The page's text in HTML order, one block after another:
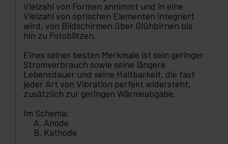
Vielzahl von Formen annimmt und in eine
Vielzahl von optischen Elementen integriert
wird, von Bildschirmen über Glühbirnen bis
hin zu Fotoblitzen.
Eines seiner besten Merkmale ist sein geringer
Stromverbrauch sowie seine längere
Lebensdauer und seine Haltbarkeit, die fast
jeder Art von Vibration perfekt widersteht,
zusätzlich zur geringen Wärmeabgabe.
Im Schema:
Anode
Kathode